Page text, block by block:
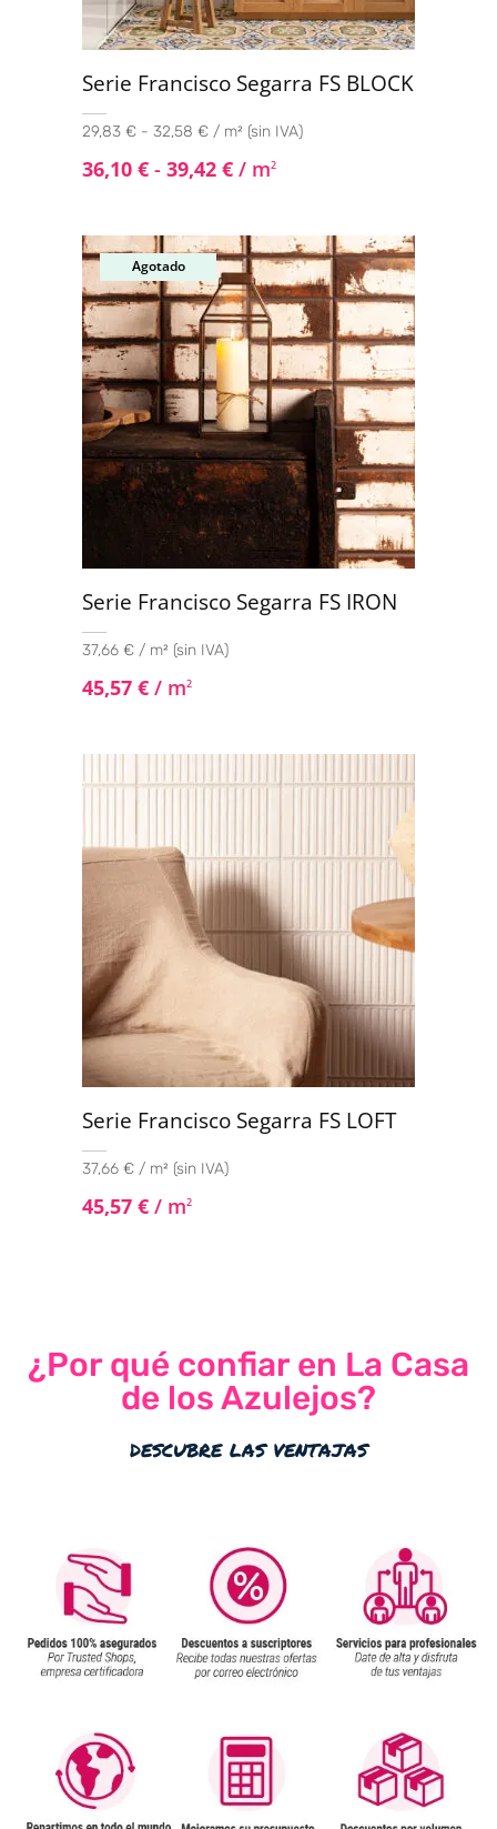
Serie Francisco Segarra FS BLOCK
29,83 € - 32,58 € / m² (sin IVA)
36,10 € - 39,42 € / m2
Agotado
Serie Francisco Segarra FS IRON
37,66 € / m² (sin IVA)
45,57 € / m2
Serie Francisco Segarra FS LOFT
37,66 € / m² (sin IVA)
45,57 € / m2
¿Por qué confiar en La Casa
de los Azulejos?
descubre las ventajas